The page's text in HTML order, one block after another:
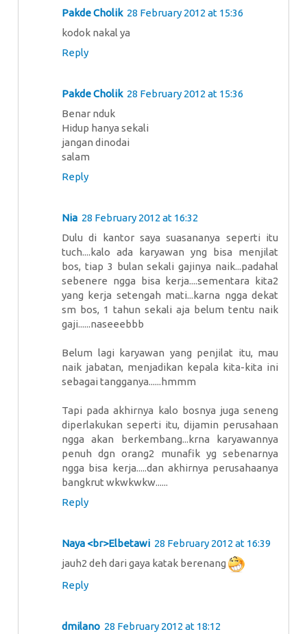
Pakde Cholik 28 February 2012 at 15:36
kodok nakal ya
Reply
Pakde Cholik 28 February 2012 at 15:36
Benar nduk
Hidup hanya sekali
jangan dinodai
salam
Reply
Nia 28 February 2012 at 16:32
Dulu di kantor saya suasananya seperti itu
tuch....kalo ada karyawan yng bisa menjilat
bos, tiap 3 bulan sekali gajinya naik...padahal
sebenere ngga bisa kerja....sementara kita2
yang kerja setengah mati...karna ngga dekat
sm bos, 1 tahun sekali aja belum tentu naik
gaji......naseeebbb
Belum lagi karyawan yang penjilat itu, mau
naik jabatan, menjadikan kepala kita-kita ini
sebagai tangganya......hmmm
Tapi pada akhirnya kalo bosnya juga seneng
diperlakukan seperti itu, dijamin perusahaan
ngga akan berkembang...krna karyawannya
penuh dgn orang2 munafik yg sebenarnya
ngga bisa kerja.....dan akhirnya perusahaanya
bangkrut wkwkwkw......
Reply
Naya <br>Elbetawi 28 February 2012 at 16:39
jauh2 deh dari gaya katak berenang
Reply
dmilano 28 February 2012 at 18:12